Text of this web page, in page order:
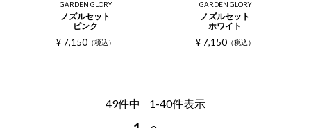
GARDEN GLORY
ノズルセット
ピンク
¥ 7,150 税込
GARDEN GLORY
ノズルセット
ホワイト
¥ 7,150 税込
49件中 1-40件表示